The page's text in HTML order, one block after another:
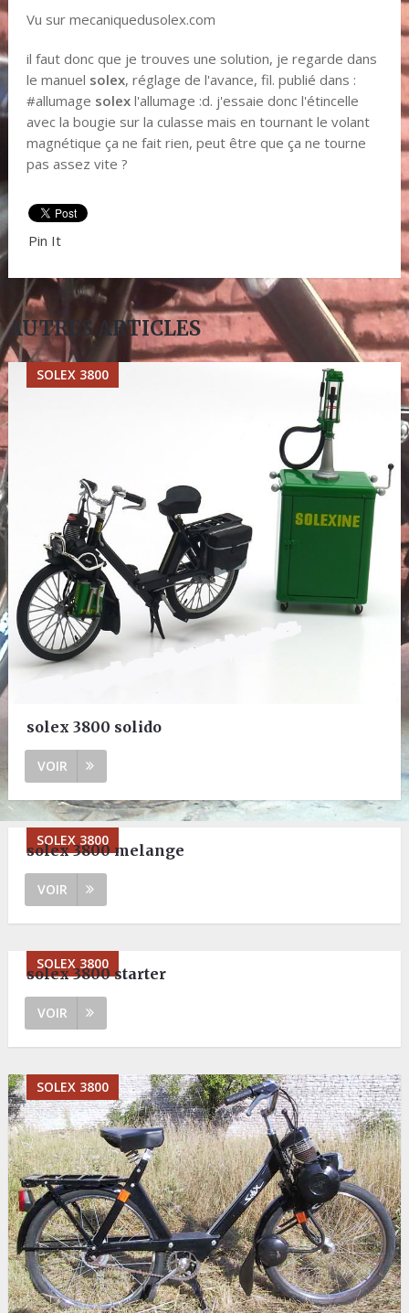
Vu sur mecaniquedusolex.com
il faut donc que je trouves une solution, je regarde dans
le manuel solex, réglage de l'avance, fil. publié dans :
#allumage solexl'allumage :d. j'essaie donc l'étincelle
avec la bougie sur la culasse mais en tournant le volant
magnétique ça ne fait rien, peut être que ça ne tourne
pas assez vite ?
Pin It
AUTRES ARTICLES
SOLEX 3800
solex 3800 solido
VOIR
SOLEX 3800
solex 3800 melange
VOIR
SOLEX 3800
solex 3800 starter
VOIR
SOLEX 3800